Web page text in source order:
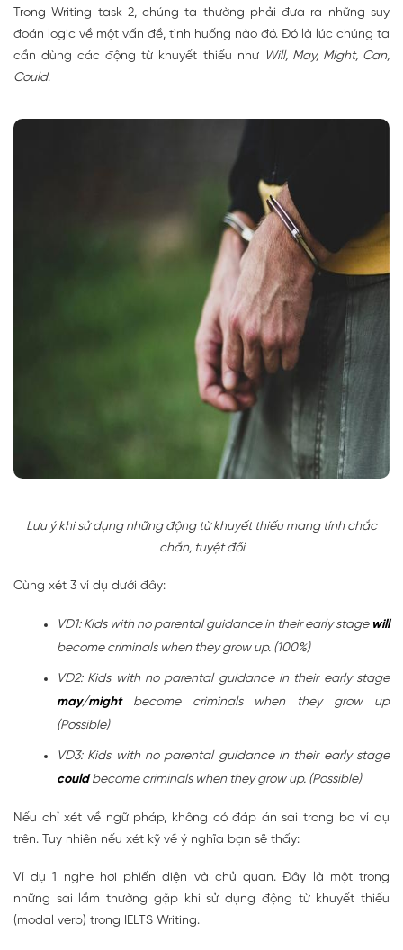
Trong Writing task 2, chúng ta thường phải đưa ra những suy
đoán logic về một vấn đề, tình huống nào đó. Đó là lúc chúng ta
cần dùng các động từ khuyết thiếu như Will, May, Might, Can,
Could.
Lưu ý khi sử dụng những động từ khuyết thiếu mang tính chắc
chắn, tuyệt đối
Cùng xét 3 ví dụ dưới đây:
VD1: Kids with no parental guidance in their early stage will
become criminals when they grow up. (100%)
VD2: Kids with no parental guidance in their early stage
may/mightbecome criminals when they grow up
(Possible)
VD3: Kids with no parental guidance in their early stage
could become criminals when they grow up. (Possible)
Nếu chỉ xét về ngữ pháp, không có đáp án sai trong ba ví dụ
trên. Tuy nhiên nếu xét kỹ về ý nghĩa bạn sẽ thấy:
Ví dụ 1 nghe hơi phiến diện và chủ quan. Đây là một trong
những sai lầm thường gặp khi sử dụng động từ khuyết thiếu
(modal verb) trong IELTS Writing.